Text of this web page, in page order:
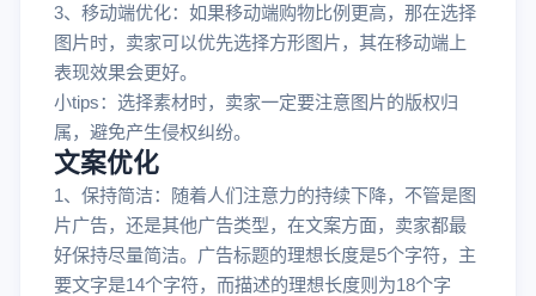
3、移动端优化：如果移动端购物比例更高，那在选择
图片时，卖家可以优先选择方形图片，其在移动端上
表现效果会更好。
小tips：选择素材时，卖家一定要注意图片的版权归
属，避免产生侵权纠纷。
文案优化
1、保持简洁：随着人们注意力的持续下降，不管是图
片广告，还是其他广告类型，在文案方面，卖家都最
好保持尽量简洁。广告标题的理想长度是5个字符，主
要文字是14个字符，而描述的理想长度则为18个字